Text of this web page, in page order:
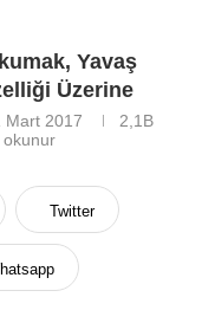
Yavaş
Üzerine
Mart 2017
2,1B
Twitter